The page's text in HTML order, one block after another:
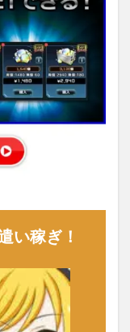
い稼ぎ！